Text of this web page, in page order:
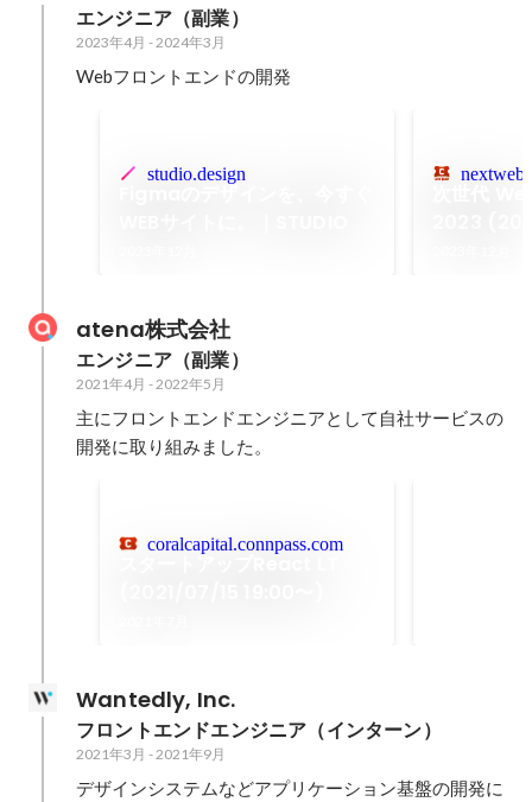
エンジニア（副業）
2023年4月 -2024年3月
Webフロントエンドの開発
studio.design
atena株式会社
エンジニア（副業）
2021年4月 -2022年5月
主にフロントエンドエンジニアとして自社サービスの
開発に取り組みました。
coralcapital.connpass.com
Wantedly, Inc.
フロントエンドエンジニア（インターン）
2021年3月 -2021年9月
デザインシステムなどアプリケーション基盤の開発に